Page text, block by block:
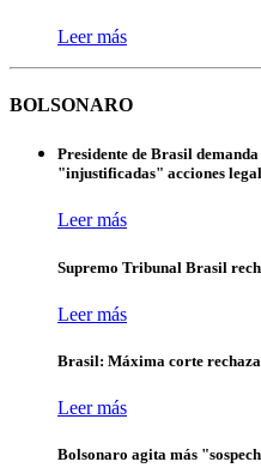
Leer más
BOLSONARO
Presidente de Brasil
"injustificadas" acciones
Leer más
Supremo Tribunal Brasil
Leer más
Brasil: Máxima corte
Leer más
Bolsonaro agita más